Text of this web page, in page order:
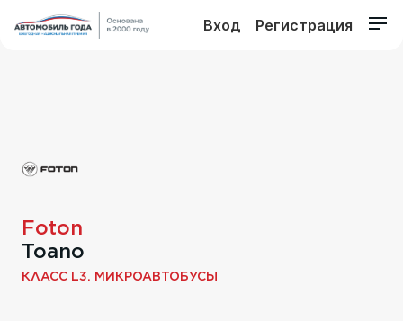
Вход Регистрация
Foton
Toano
КЛАСС L3. МИКРОАВТОБУСЫ